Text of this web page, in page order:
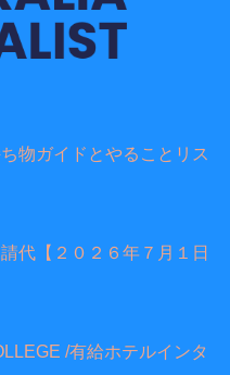
物ガイドとやることリス
代【２０２６年７月１日
/有給ホテルインタ